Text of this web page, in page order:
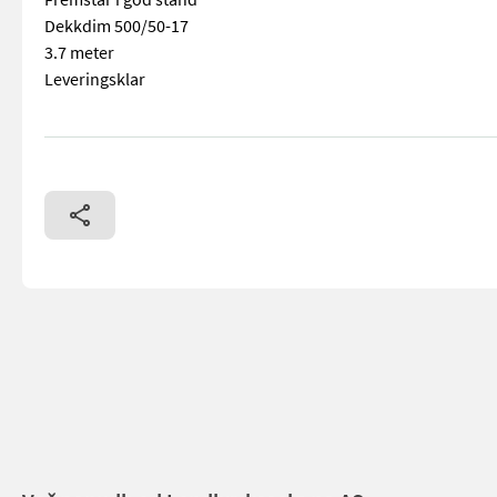
Dekkdim 500/50-17
3.7 meter
Leveringsklar
== Mer informasjon (NO) == mascus_category: